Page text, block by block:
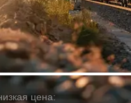
цена: